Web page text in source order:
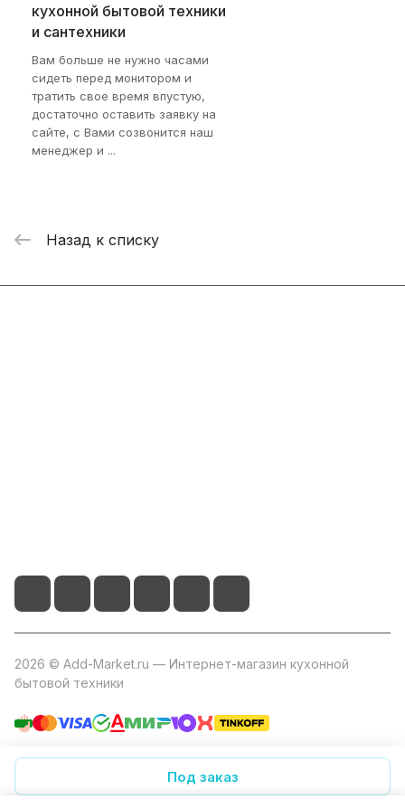
Под заказ
кухонной бытовой техники
и сантехники
Вам больше не нужно часами
сидеть перед монитором и
тратить свое время впустую,
достаточно оставить заявку на
сайте, с Вами созвонится наш
менеджер и ...
Назад к списку
2026 © Add-Market.ru — Интернет-магазин кухонной
бытовой техники
Конфиденциальность